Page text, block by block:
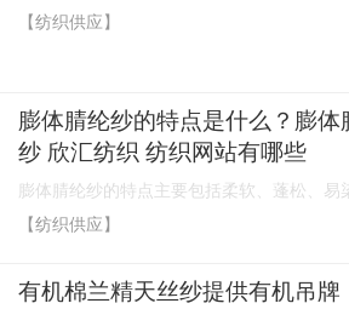
【纺织供应】
膨体腈纶纱的特点是什么？膨体
纱 欣汇纺织 纺织网站有哪些
膨体腈纶纱的特点主要包括柔软、蓬松、易
【纺织供应】
有机棉兰精天丝纱提供有机吊牌